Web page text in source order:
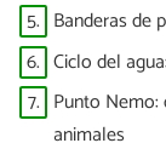
5. Banderas de
6. Ciclo del
7. Punto Nemo:
animales